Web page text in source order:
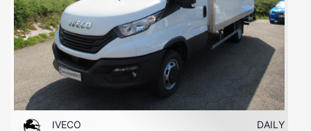
IVECO
DAILY